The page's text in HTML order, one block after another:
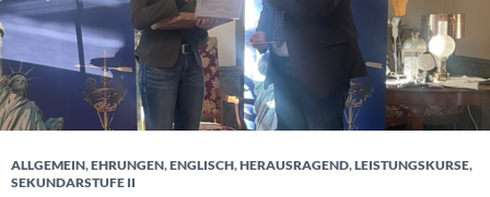
ALLGEMEIN,EHRUNGEN,ENGLISCH,HERAUSRAGEND,LEISTUNGSKURSE,
SEKUNDARSTUFE II